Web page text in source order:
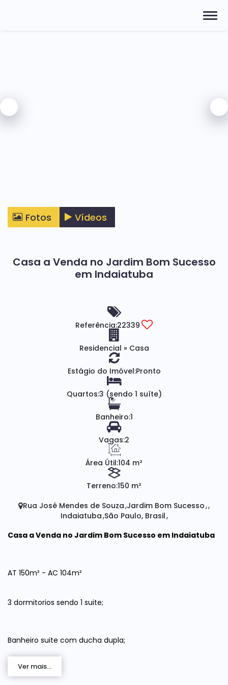
Fotos Vídeos
Casa a Venda no Jardim Bom Sucesso
em Indaiatuba
Referência:22339
Residencial » Casa
Estágio do Imóvel:Pronto
Quartos:3 (sendo 1 suíte)
Banheiro:1
Vagas:2
Área Útil:104 m²
Terreno:150 m²
Rua José Mendes de Souza Jardim Bom Sucesso
Indaiatuba São Paulo, Brasil
Casa a Venda no Jardim Bom Sucesso em Indaiatuba
AT 150m² - AC 104m²
3 dormitorios sendo 1 suite;
Banheiro suite com ducha dupla;
Área gourmet integrada com cozinha e garagem;
Ver mais...